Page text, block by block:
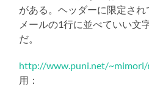
がある。ヘッダーに限定され
メールの1行に並べていい文
だ。
http://www.puni.net/
用：